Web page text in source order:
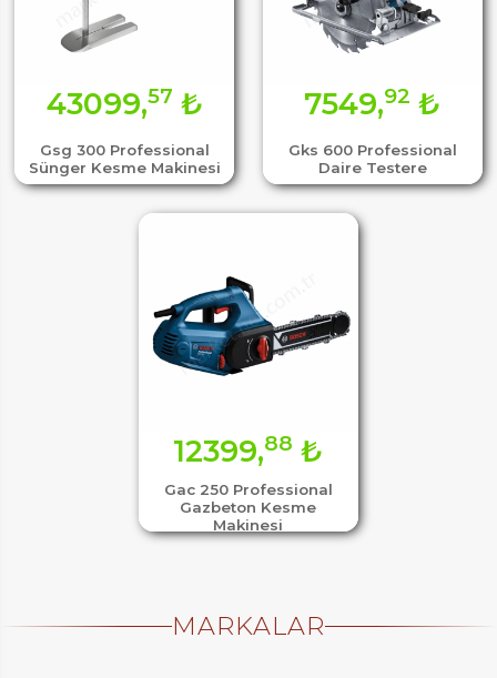
Gsg 300 Professional
Sünger Kesme Makinesi
43099,57 ₺
Gks 600 Professional
Daire Testere
7549,92 ₺
Gac 250 Professional
Gazbeton Kesme
Makinesi
12399,88 ₺
MARKALAR